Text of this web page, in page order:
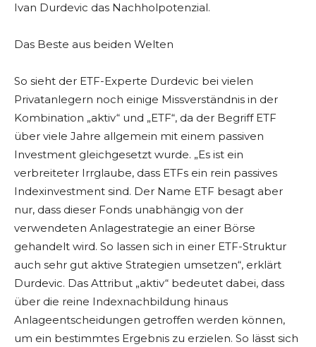
Ivan Durdevic das Nachholpotenzial.
Das Beste aus beiden Welten
So sieht der ETF-Experte Durdevic bei vielen
Privatanlegern noch einige Missverständnis in der
Kombination „aktiv“ und „ETF“, da der Begriff ETF
über viele Jahre allgemein mit einem passiven
Investment gleichgesetzt wurde. „Es ist ein
verbreiteter Irrglaube, dass ETFs ein rein passives
Indexinvestment sind. Der Name ETF besagt aber
nur, dass dieser Fonds unabhängig von der
verwendeten Anlagestrategie an einer Börse
gehandelt wird. So lassen sich in einer ETF-Struktur
auch sehr gut aktive Strategien umsetzen“, erklärt
Durdevic. Das Attribut „aktiv“ bedeutet dabei, dass
über die reine Indexnachbildung hinaus
Anlageentscheidungen getroffen werden können,
um ein bestimmtes Ergebnis zu erzielen. So lässt sich